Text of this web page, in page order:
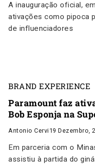
A inauguração oficial,
ativações como pipoca
de influenciadores
BRAND EXPERIENCE
Paramount faz
Bob Esponja na
Antonio Cervi 19 Dezembro,
Em parceria com o
assistiu à partida do